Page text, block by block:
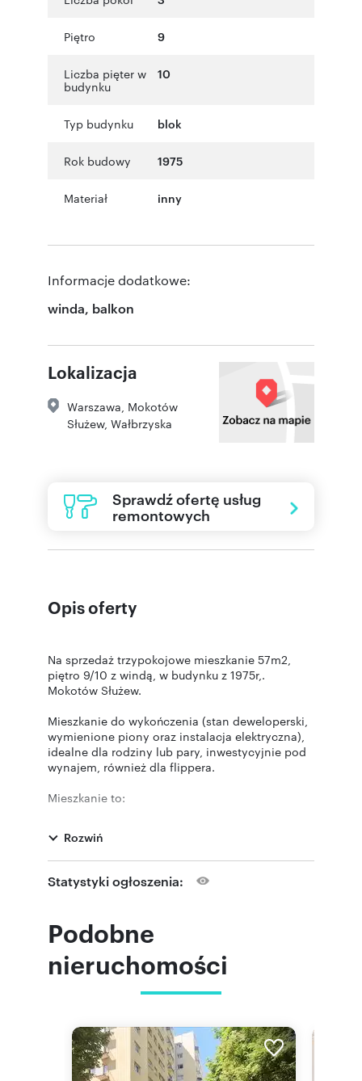
Piętro 9
Liczba pięter w
budynku
10
Typ budynku blok
Rok budowy 1975
Materiał inny
Informacje dodatkowe:
winda, balkon
Lokalizacja
Warszawa Mokotów
Służew, Wałbrzyska
Sprawdź ofertę usług
remontowych
Opis oferty
Na sprzedaż trzypokojowe mieszkanie 57m2,
piętro 9/10 z windą, w budynku z 1975r,.
Mokotów Służew.
Mieszkanie do wykończenia (stan deweloperski,
wymienione piony oraz instalacja elektryczna),
idealne dla rodziny lub pary, inwestycyjnie pod
wynajem, również dla flippera.
Mieszkanie to:
* sypialnia;
* sypialnia;
* łazienka;
* balkon.
schodowe.
Świetna lokalizacja, blisko liczne sklepy i punkty
usługowe. Znakomity punkt komunikacyjny,
Rozwiń
Statystyki ogłoszenia:
Podobne
nieruchomości